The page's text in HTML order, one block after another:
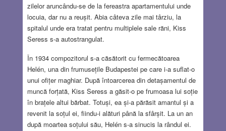
zilelor aruncându-se de la fereastra apartamentului unde
locuia, dar nu a reușit. Abia câteva zile mai târziu, la
spitalul unde era tratat pentru multiplele sale răni, Kiss
Seress s-a autostrangulat.
În 1934 compozitorul s-a căsătorit cu fermecătoarea
Helén, una din frumusețile Budapestei pe care i-a suflat-o
unui ofițer maghiar. După întoarcerea din detașamentul de
muncă forțată, Kiss Seress a găsit-o pe frumoasa lui soție
în brațele altui bărbat. Totuși, ea și-a părăsit amantul și a
revenit la soțul ei, fiindu-i alături până la sfârșit. La un an
după moartea soțului său, Helén s-a sinucis la rândul ei.